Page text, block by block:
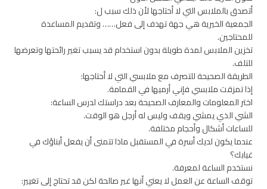
أتصدق بالملابس التي لا أحتاجها لأن ذلك سبب ل:
الجمعية الخيرية هي جهة تهدف إلى فعل…… وتقديم المساعدة
للمحتاجين.
تخزين الملابس لمدة طويلة بدون استخدام قد يسبب تغير رائحتها وتعرضها
للتلف.
الطريقة الصحيحة للتصرف مع ملابسي التي لا أحتاجها:
إذا تمزقت ملابسي فإني أرميها في القمامة.
اختر المعلومات والمعارف الصحيحة بعد دراستك لدرس الساعة:
الشي الذي يمشي ويقف وليس له أرجل هو الوقت.
للساعات أشكال وأحجام مختلفة.
عندما يكون لديك أسرة في المستقبل ماذا تتمنى أن يفعل أبناؤك في
غيابك؟
نستخدم الساعة لمعرفة.
توقف الساعة عن العمل لا يعني أنها غير صالحة لكن قد تحتاج إلى تغيير: